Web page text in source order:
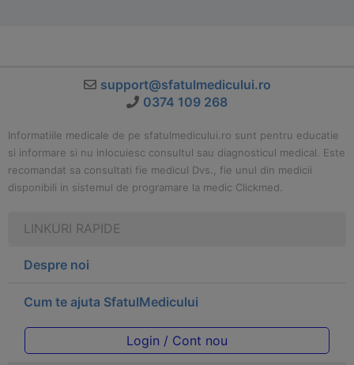
support@sfatulmedicului.ro
0374 109 268
Informatiile medicale de pe sfatulmedicului.ro sunt pentru educatie
si informare si nu inlocuiesc consultul sau diagnosticul medical. Este
recomandat sa consultati fie medicul Dvs., fie unul din medicii
disponibili in sistemul de programare la medic Clickmed.
LINKURI RAPIDE
Despre noi
Cum te ajuta SfatulMedicului
Login / Cont nou